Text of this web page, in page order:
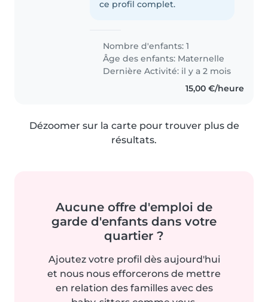
ce profil complet.
Nombre d'enfants: 1
Âge des enfants: Maternelle
Dernière Activité: il y a 2 mois
15,00 €/heure
Dézoomer sur la carte pour trouver plus de
résultats.
Aucune offre d'emploi de
garde d'enfants dans votre
quartier ?
Ajoutez votre profil dès aujourd'hui
et nous nous efforcerons de mettre
en relation des familles avec des